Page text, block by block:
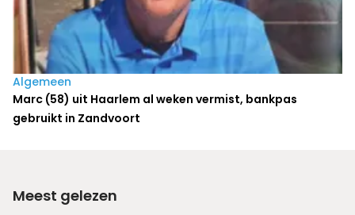
Algemeen
Marc (58) uit Haarlem al weken vermist, bankpas
gebruikt in Zandvoort
Meest gelezen